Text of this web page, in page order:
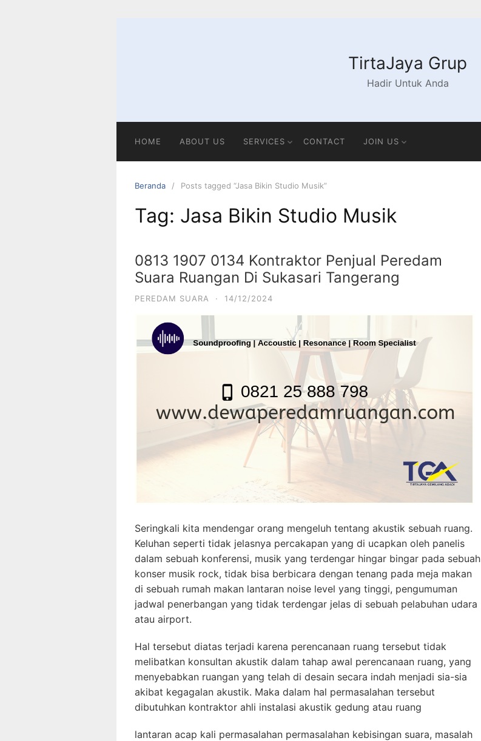
TirtaJaya Grup
Hadir Untuk Anda
HOME ABOUT US SERVICES CONTACT JOIN US
Beranda Posts tagged “Jasa Bikin Studio Musik”
Tag: Jasa Bikin Studio Musik
0813 1907 0134 Kontraktor Penjual Peredam
Suara Ruangan Di Sukasari Tangerang
PEREDAM SUARA · 14/12/2024
Seringkali kita mendengar orang mengeluh tentang akustik sebuah ruang.
Keluhan seperti tidak jelasnya percakapan yang di ucapkan oleh panelis
dalam sebuah konferensi, musik yang terdengar hingar bingar pada sebuah
konser musik rock, tidak bisa berbicara dengan tenang pada meja makan
di sebuah rumah makan lantaran noise level yang tinggi, pengumuman
jadwal penerbangan yang tidak terdengar jelas di sebuah pelabuhan udara
atau airport.
Hal tersebut diatas terjadi karena perencanaan ruang tersebut tidak
melibatkan konsultan akustik dalam tahap awal perencanaan ruang, yang
menyebabkan ruangan yang telah di desain secara indah menjadi sia-sia
akibat kegagalan akustik. Maka dalam hal permasalahan tersebut
dibutuhkan kontraktor ahli instalasi akustik gedung atau ruang
lantaran acap kali permasalahan permasalahan kebisingan suara, masalah